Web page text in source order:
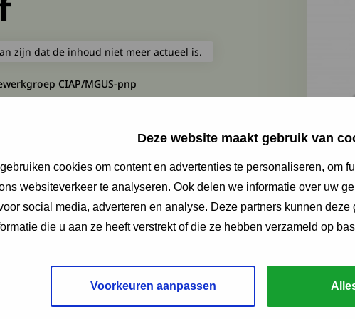
Deze website maakt gebruik van
cookies om content en advertenties te personaliseren, om
websiteverkeer te analyseren. Ook delen we informatie over uw
social media, adverteren en analyse. Deze partners kunnen
die u aan ze heeft verstrekt of die ze hebben verzameld op
Voorkeuren aanpassen
zijn dat de inhoud niet meer actueel is.
CIAP/MGUS-pnp